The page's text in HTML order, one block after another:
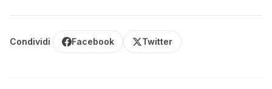
Condividi Facebook Twitter